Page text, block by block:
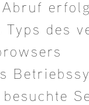
Abruf
Typs des